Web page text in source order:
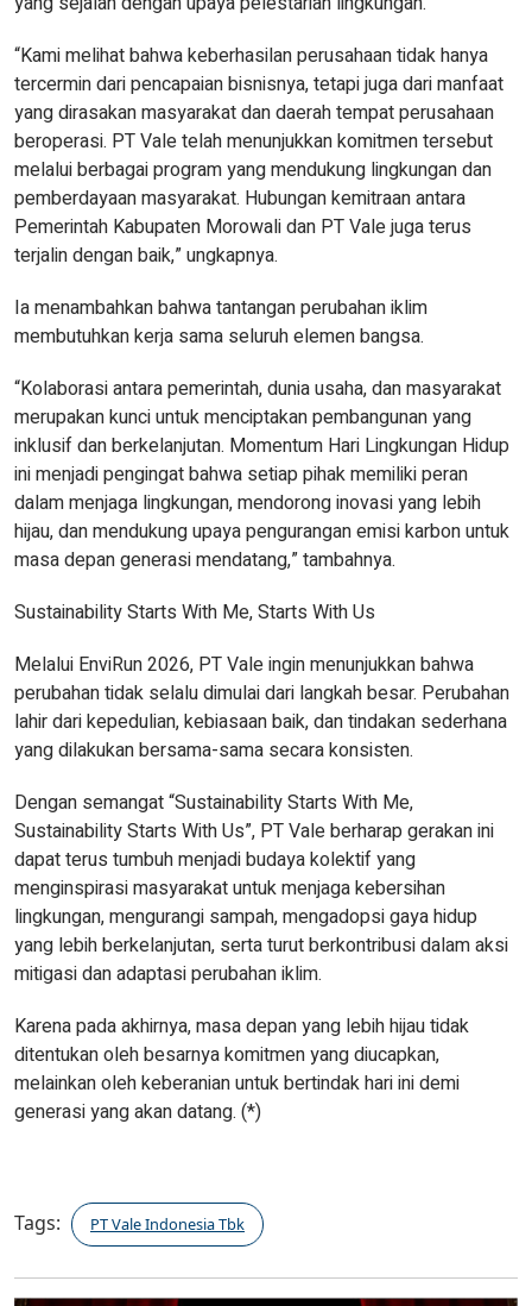
“Kami melihat bahwa keberhasilan perusahaan tidak hanya
tercermin dari pencapaian bisnisnya, tetapi juga dari manfaat
yang dirasakan masyarakat dan daerah tempat perusahaan
beroperasi. PT Vale telah menunjukkan komitmen tersebut
melalui berbagai program yang mendukung lingkungan dan
pemberdayaan masyarakat. Hubungan kemitraan antara
Pemerintah Kabupaten Morowali dan PT Vale juga terus
terjalin dengan baik,” ungkapnya.
Ia menambahkan bahwa tantangan perubahan iklim
membutuhkan kerja sama seluruh elemen bangsa.
“Kolaborasi antara pemerintah, dunia usaha, dan masyarakat
merupakan kunci untuk menciptakan pembangunan yang
inklusif dan berkelanjutan. Momentum Hari Lingkungan Hidup
ini menjadi pengingat bahwa setiap pihak memiliki peran
dalam menjaga lingkungan, mendorong inovasi yang lebih
hijau, dan mendukung upaya pengurangan emisi karbon untuk
masa depan generasi mendatang,” tambahnya.
Sustainability Starts With Me, Starts With Us
Melalui EnviRun 2026, PT Vale ingin menunjukkan bahwa
perubahan tidak selalu dimulai dari langkah besar. Perubahan
lahir dari kepedulian, kebiasaan baik, dan tindakan sederhana
yang dilakukan bersama-sama secara konsisten.
Dengan semangat “Sustainability Starts With Me,
Sustainability Starts With Us”, PT Vale berharap gerakan ini
dapat terus tumbuh menjadi budaya kolektif yang
menginspirasi masyarakat untuk menjaga kebersihan
lingkungan, mengurangi sampah, mengadopsi gaya hidup
yang lebih berkelanjutan, serta turut berkontribusi dalam aksi
mitigasi dan adaptasi perubahan iklim.
Karena pada akhirnya, masa depan yang lebih hijau tidak
ditentukan oleh besarnya komitmen yang diucapkan,
melainkan oleh keberanian untuk bertindak hari ini demi
generasi yang akan datang. (*)
Tags: PT Vale Indonesia Tbk